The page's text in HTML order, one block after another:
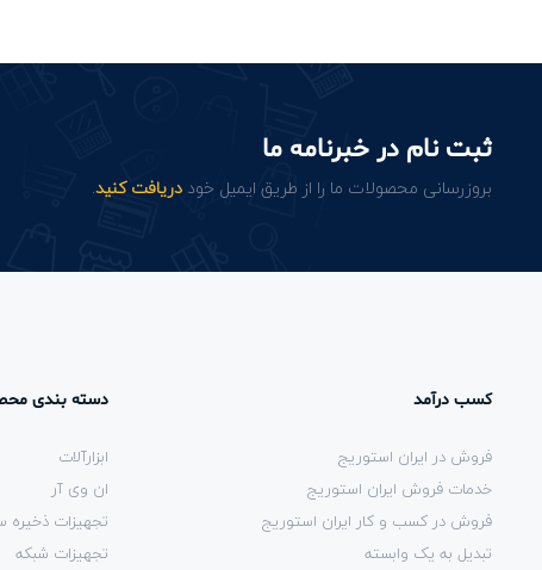
ثبت نام در خبرنامه ما
بروزرسانی محصولات ما را از طریق ایمیل خود دریافت کنید.
کسب درآمد
فروش در ایران استوریج
خدمات فروش ایران استوریج
فروش در کسب و کار ایران استوریج
تبدیل به یک وابسته
دسته بندی
ابزارآلات
ان وی آر
تجهیزات ذخیره
تجهیزات شبکه